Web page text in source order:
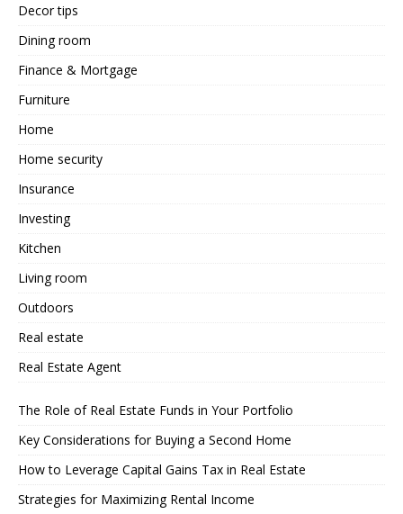
Decor tips
Dining room
Finance & Mortgage
Furniture
Home
Home security
Insurance
Investing
Kitchen
Living room
Outdoors
Real estate
Real Estate Agent
The Role of Real Estate Funds in Your Portfolio
Key Considerations for Buying a Second Home
How to Leverage Capital Gains Tax in Real Estate
Strategies for Maximizing Rental Income